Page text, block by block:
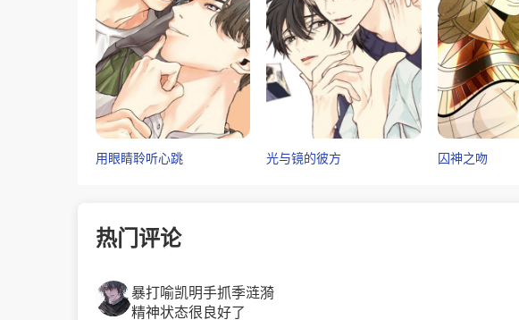
用眼睛聆听心跳 光与镜的彼方 囚神之吻
热门评论
暴打喻凯明手抓季涟漪
精神状态很良好了